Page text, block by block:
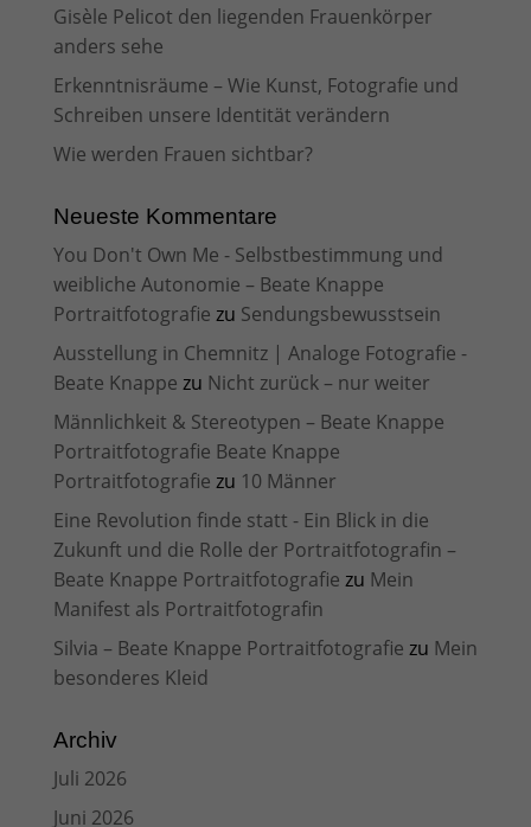
Gisèle Pelicot den liegenden Frauenkörper
anders sehe
Erkenntnisräume – Wie Kunst, Fotografie und
Schreiben unsere Identität verändern
Wie werden Frauen sichtbar?
Neueste Kommentare
You Don't Own Me - Selbstbestimmung und
weibliche Autonomie – Beate Knappe
Portraitfotografie zu Sendungsbewusstsein
Ausstellung in Chemnitz | Analoge Fotografie -
Beate Knappe zu Nicht zurück – nur weiter
Männlichkeit & Stereotypen – Beate Knappe
Portraitfotografie Beate Knappe
Portraitfotografie zu 10 Männer
Eine Revolution finde statt - Ein Blick in die
Zukunft und die Rolle der Portraitfotografin –
Beate Knappe Portraitfotografie zu Mein
Manifest als Portraitfotografin
Silvia – Beate Knappe Portraitfotografie zu Mein
besonderes Kleid
Archiv
Juli 2026
Juni 2026